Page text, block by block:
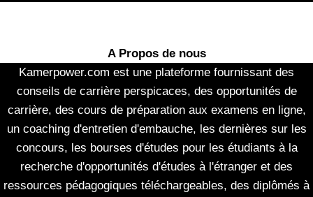
A Propos de nous
Kamerpower.com est une plateforme fournissant des
conseils de carrière perspicaces, des opportunités de
carrière, des cours de préparation aux examens en ligne,
un coaching d'entretien d'embauche, les dernières sur les
concours, les bourses d'études pour les étudiants à la
recherche d'opportunités d'études à l'étranger et des
ressources pédagogiques téléchargeables, des diplômés à